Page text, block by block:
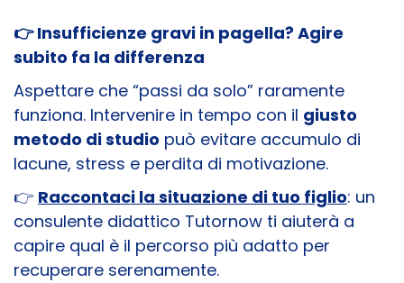
👉 Insufficienze gravi in pagella? Agire
subito fa la differenza
Aspettare che “passi da solo” raramente
funziona. Intervenire in tempo con il giusto
metodo di studio può evitare accumulo di
lacune, stress e perdita di motivazione.
👉 Raccontaci la situazione di tuo figlio: un
consulente didattico Tutornow ti aiuterà a
capire qual è il percorso più adatto per
recuperare serenamente.